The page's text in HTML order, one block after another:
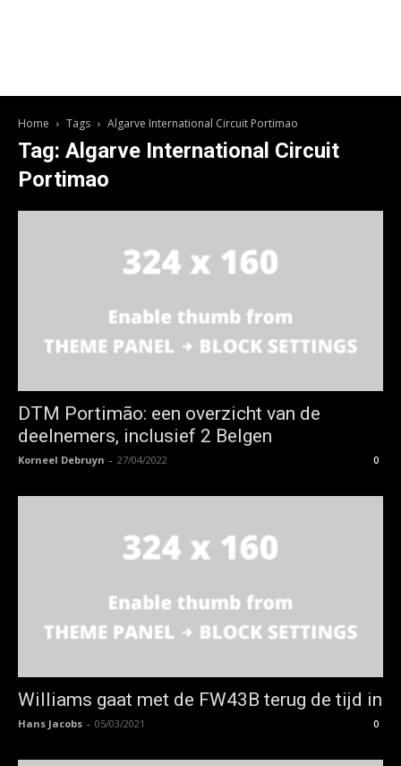
Home Tags Algarve International Circuit Portimao
Tag: Algarve International Circuit
Portimao
DTM Portimão: een overzicht van de
deelnemers, inclusief 2 Belgen
Korneel Debruyn - 27/04/2022 0
Williams gaat met de FW43B terug de tijd in
Hans Jacobs - 05/03/2021 0